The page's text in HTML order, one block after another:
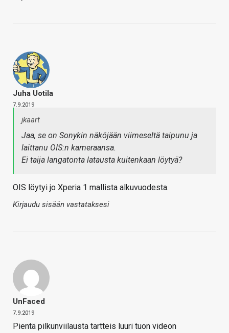
Juha Uotila
7.9.2019
jkaart
Jaa, se on Sonykin näköjään viimeseltä taipunu ja
laittanu OIS:n kameraansa.
Ei taija langatonta latausta kuitenkaan löytyä?
OIS löytyi jo Xperia 1 mallista alkuvuodesta.
Kirjaudu sisään vastataksesi
UnFaced
7.9.2019
Pientä pilkunviilausta tartteis luuri tuon videon